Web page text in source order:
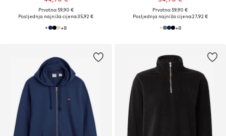
Prvotno: 59,90 €
Posljednja najniža cijena:35,92 €
+8
Prvotno: 59,90 €
Posljednja najniža cijena:27,92 €
+8